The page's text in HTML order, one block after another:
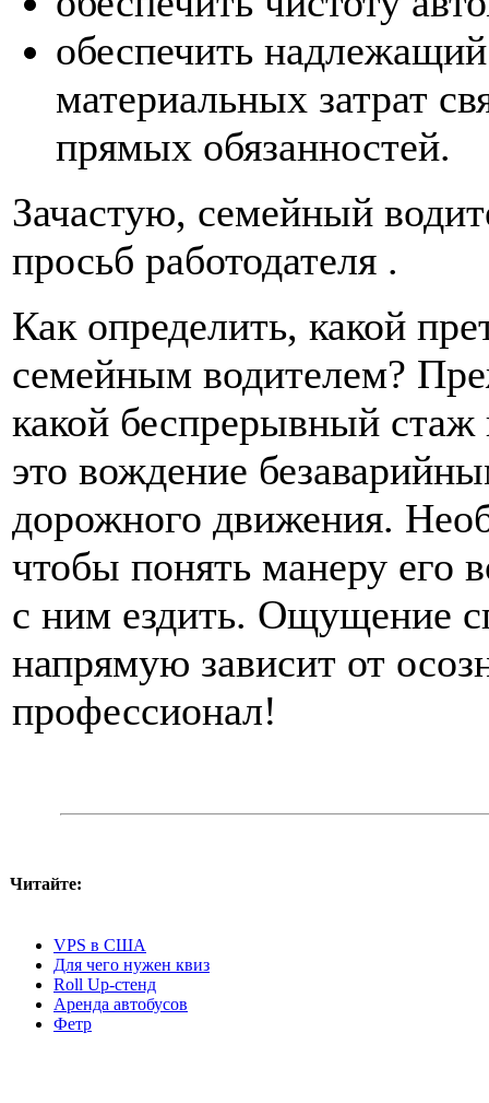
обеспечить
материальных затрат
прямых обязанностей.
Зачастую, семейный
просьб работодателя .
Как определить, какой
семейным водителем?
какой беспрерывный
это вождение
дорожного движения.
чтобы понять манеру его
с ним ездить. Ощущение
напрямую зависит от
профессионал!
Читайте:
VPS в США
Для чего нужен квиз
Roll Up-стенд
Аренда автобусов
Фетр